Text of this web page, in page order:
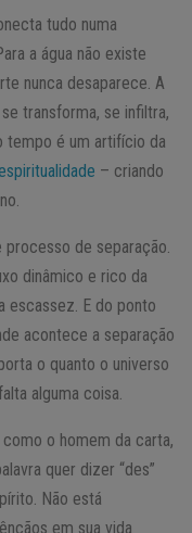
tudo numa
a água não existe
nunca desaparece. A
transforma, se infiltra,
tempo é um artifício da
– criando
de separação.
dinâmico e rico da
escassez. E do ponto
acontece a separação
o quanto o universo
alguma coisa.
o homem da carta,
quer dizer “des”
Não está
em sua vida